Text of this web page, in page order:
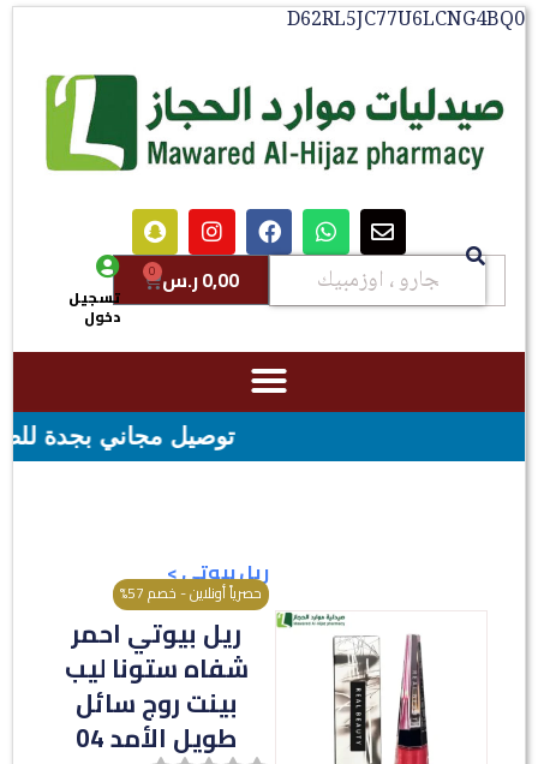
D62RL5JC77U6LCNG4BQ0
0,00ر.س 0
تسجيل
دخول
توصيل مجاني بجدة للطلبات فوق قيمه ال ١٠٠ ريال - شحن
ريل بيوتي>
حصرياً أونلاين - خصم 57%
ريل بيوتي احمر
شفاه ستونا ليب
بينت روج سائل
طويل الأمد 04